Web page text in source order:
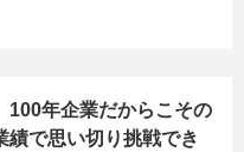
100年企業だからこその
績で思い切り挑戦でき